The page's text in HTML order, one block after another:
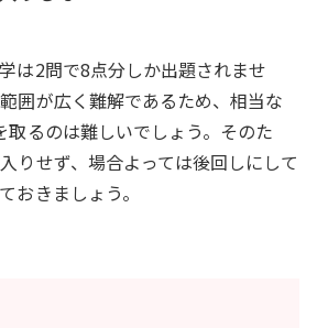
は2問で8点分しか出題されませ
囲が広く難解であるため、相当な
取るのは難しいでしょう。そのた
りせず、場合よっては後回しにして
おきましょう。